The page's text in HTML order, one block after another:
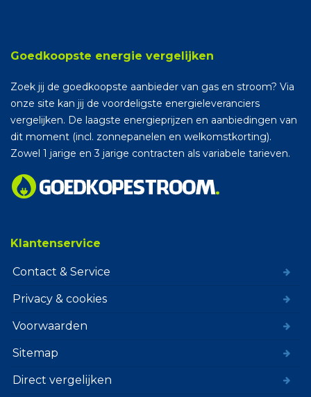
Goedkoopste energie vergelijken
Zoek jij de goedkoopste aanbieder van gas en stroom? Via
onze site kan jij de voordeligste energieleveranciers
vergelijken. De laagste energieprijzen en aanbiedingen van
dit moment (incl. zonnepanelen en welkomstkorting).
Zowel 1 jarige en 3 jarige contracten als variabele tarieven.
Klantenservice
Contact & Service
Privacy & cookies
Voorwaarden
Sitemap
Direct vergelijken